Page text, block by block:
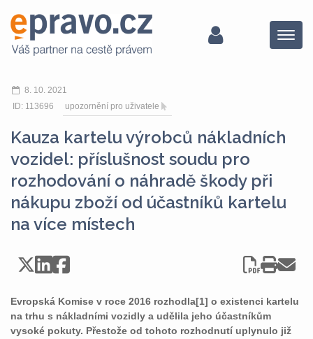
Menu
8. 10. 2021
ID: 113696
upozornění pro uživatele
Kauza kartelu výrobců nákladních
vozidel: příslušnost soudu pro
rozhodování o náhradě škody při
nákupu zboží od účastníků kartelu
na více místech
Evropská Komise v roce 2016 rozhodla[1] o existenci kartelu
na trhu s nákladními vozidly a udělila jeho účastníkům
vysoké pokuty. Přestože od tohoto rozhodnutí uplynulo již